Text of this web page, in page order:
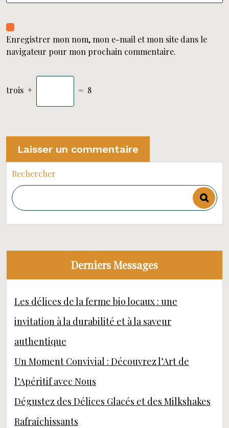
Enregistrer mon nom, mon e-mail et mon site dans le
navigateur pour mon prochain commentaire.
trois + = 8
Rechercher
Derniers Messages
Les délices de la ferme bio locaux : une
invitation à la durabilité et à la saveur
authentique
Un Moment Convivial : Découvrez l’Art de
l’Apéritif avec Nous
Dégustez des Délices Glacés et des Milkshakes
Rafraîchissants